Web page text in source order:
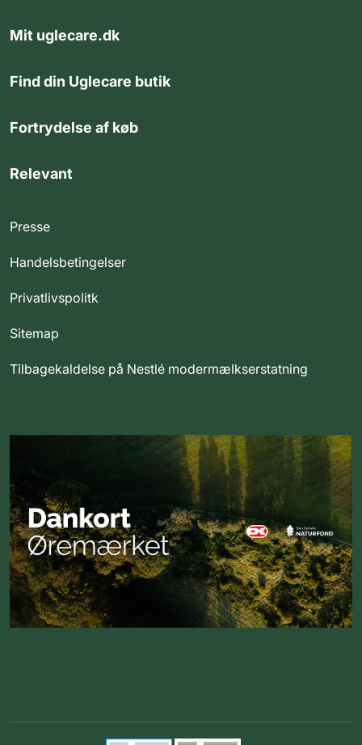
Mit uglecare.dk
Find din Uglecare butik
Fortrydelse af køb
Relevant
Presse
Handelsbetingelser
Privatlivspolitk
Sitemap
Tilbagekaldelse på Nestlé modermælkserstatning